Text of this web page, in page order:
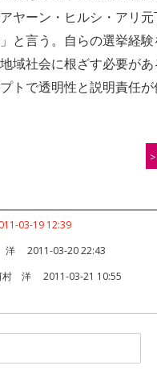
ヤーン・ヒルシ・アリ元
と言う。自らの選挙経
域社会に根ざす必要が
トで透明性と説明責任
03-19 12:39
2011-03-20 22:43
村 洋 2011-03-21 10:55